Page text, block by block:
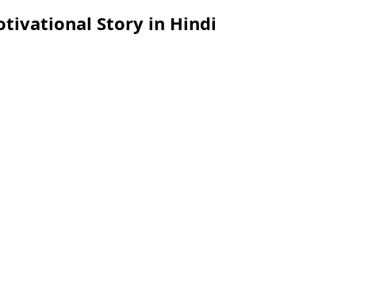
Story in Hindi